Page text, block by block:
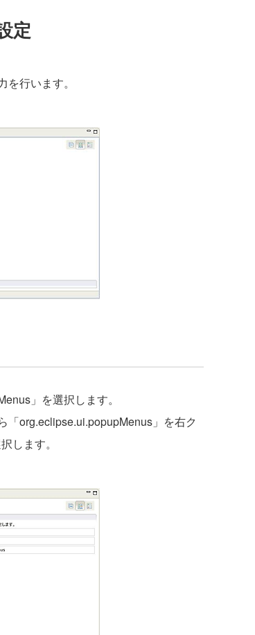
定
行います。
」を選択します。
「org.eclipse.ui.popupMenus」を右ク
します。